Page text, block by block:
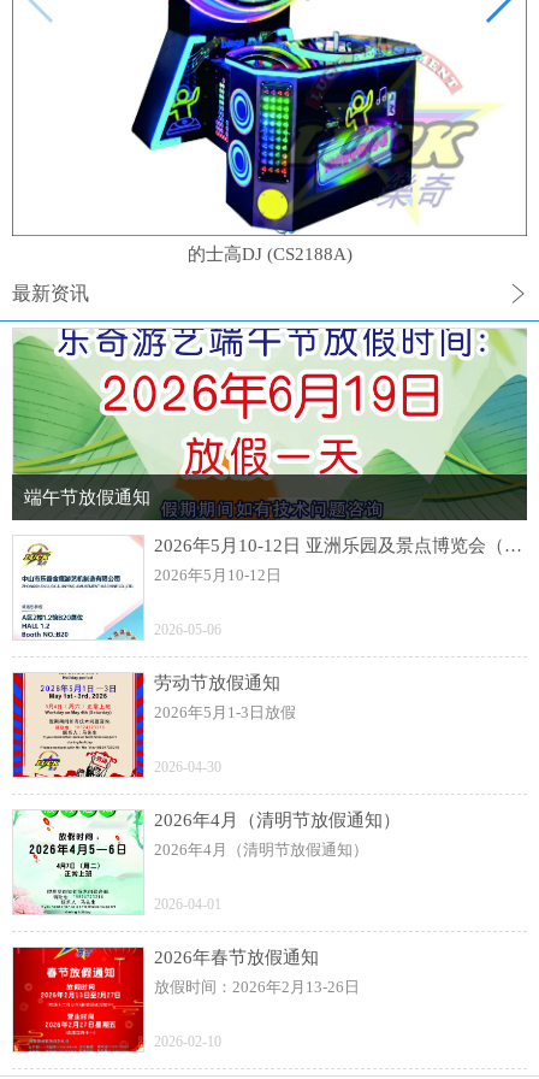
的士高DJ (CS2188A)
最新资讯
端午节放假通知
2026年5月10-12日 亚洲乐园及景点博览会（AAA）展
2026年5月10-12日
2026-05-06
劳动节放假通知
2026年5月1-3日放假
2026-04-30
2026年4月（清明节放假通知）
2026年4月（清明节放假通知）
2026-04-01
2026年春节放假通知
放假时间：2026年2月13-26日
2026-02-10